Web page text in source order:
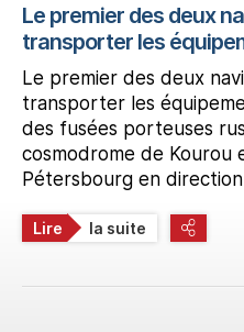
Le premier des deux
transporter les
Le premier des deux
transporter les
des fusées porteuses
cosmodrome de Kourou
Pétersbourg en
Lire la suite